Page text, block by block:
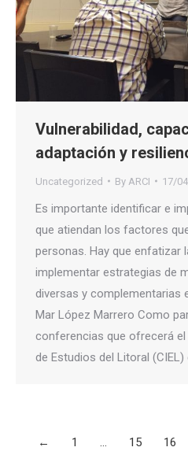
Vulnerabilidad,
adaptación y
Uncategorized By ARCI 17/
Es importante identificar e
que atiendan los factores
personas. Hay que enfatizar
implementar estrategias de
diversas y complementarias
Mar López Marrero Como
conferencias que ofrecerá
de Estudios del Litoral (CIEL)
← 1 … 15 16